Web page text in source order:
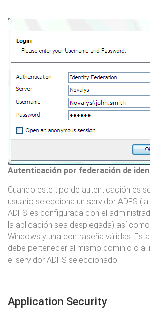
Autenticación por federación de
Cuando este tipo de autenticación es
usuario selecciona un servidor ADFS
ADFS es configurada con el
la aplicación sea desplegada) así
Windows y una contraseña válidas.
debe pertenecer al mismo dominio o al
el servidor ADFS seleccionado.
Application Security